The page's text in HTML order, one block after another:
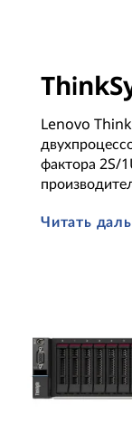
Lenovo
фактора 2S/
Читать